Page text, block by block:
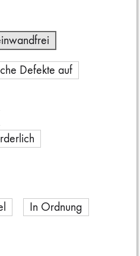
Defekte auf
In Ordnung